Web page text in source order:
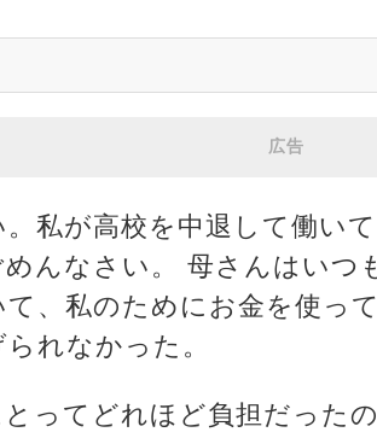
広告
私が高校を中退して働い
んなさい。 母さんはいつ
、私のためにお金を使っ
れなかった。
ってどれほど負担だった